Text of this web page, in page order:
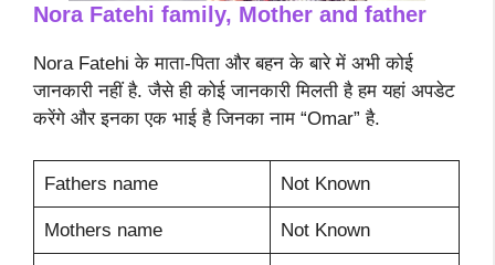
Nora Fatehi family, Mother and father
Nora Fatehi के माता-पिता और बहन के बारे में अभी कोई
जानकारी नहीं है. जैसे ही कोई जानकारी मिलती है हम यहां अपडेट
करेंगे और इनका एक भाई है जिनका नाम “Omar” है.
Fathers name Not Known
Mothers name Not Known